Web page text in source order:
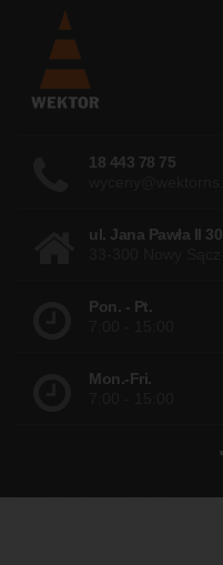
18 443 78 75
ul. Jana Pawła II 30
Pon. - Pt.
Mon.-Fri.